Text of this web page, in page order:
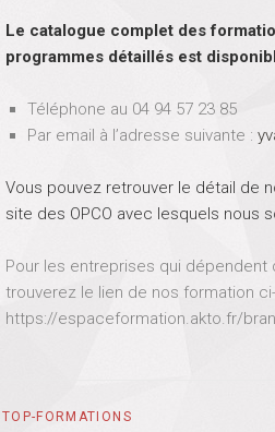
Le catalogue complet des
programmes détaillés est
Téléphone au 04 94 57 23 85
Par email à l’adresse suivante :
Vous pouvez retrouver le détail de
site des OPCO avec lesquels nous
Pour les entreprises qui dépendent
trouverez le lien de nos formation
https://espaceformation.akto.fr/
TOP-FORMATIONS